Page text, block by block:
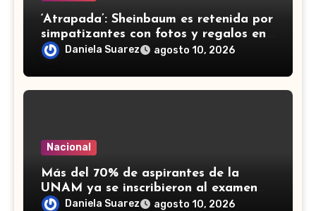
‘Atrapada’: Sheinbaum es retenida por
simpatizantes con fotos y regalos en
el Izta-Popo (VIDEO)
Daniela Suarez agosto 10, 2026
Nacional
Más del 70% de aspirantes de la
UNAM ya se inscribieron al examen
de control: ¿Cuál es la fecha límite?
Daniela Suarez agosto 10, 2026